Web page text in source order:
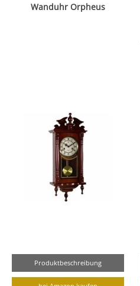
Wanduhr Orpheus
Produktbeschreibung